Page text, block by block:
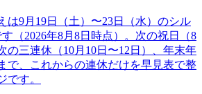
は9月19日（土）〜23日（水）のシル
（2026年8月8日時点）。次の祝日（8
の三連休（10月10日〜12日）、年末年
で、これからの連休だけを早見表で整
です。